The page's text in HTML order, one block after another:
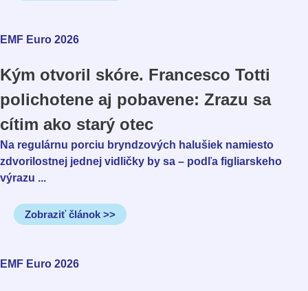
EMF Euro 2026
Kým otvoril skóre. Francesco Totti
polichotene aj pobavene: Zrazu sa
cítim ako starý otec
Na regulárnu porciu bryndzových halušiek namiesto
zdvorilostnej jednej vidličky by sa – podľa figliarskeho
výrazu ...
Zobraziť článok >>
EMF Euro 2026